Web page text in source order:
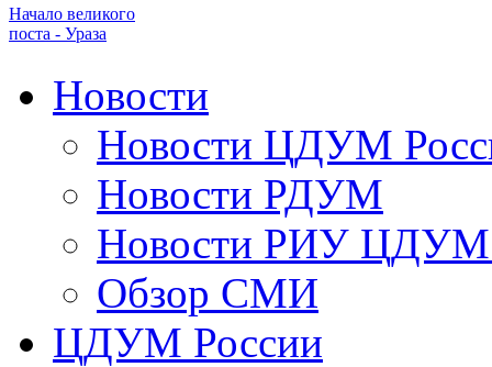
Начало великого
поста - Ураза
Новости
Новости ЦДУМ
Новости РДУМ
Новости РИУ ЦДУМ
Обзор СМИ
ЦДУМ России